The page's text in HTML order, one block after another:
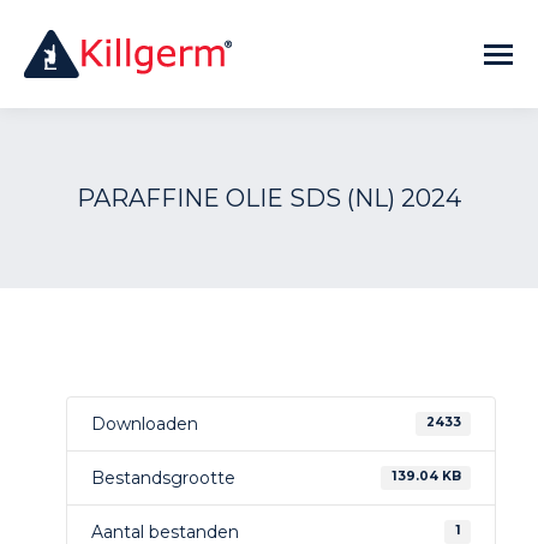
PARAFFINE OLIE SDS (NL) 2024
Downloaden 2433
Bestandsgrootte 139.04 KB
Aantal bestanden 1